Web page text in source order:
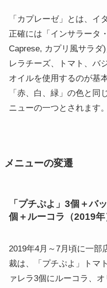
「カプレーゼ」とは、イ
正確には「インサラータ
Caprese, カプリ風サラダ
レラチーズ、トマト、バ
オイルを使用するのが基
「赤、白、緑」の色と同
ニューの一つとされます。
メニューの変遷
「プチぷよ」3個＋バ
個＋ルーコラ（2019年
2019年4月～7月頃に一部
裁は、「プチぷよ」トマ
ァレラ3個にルーコラ、